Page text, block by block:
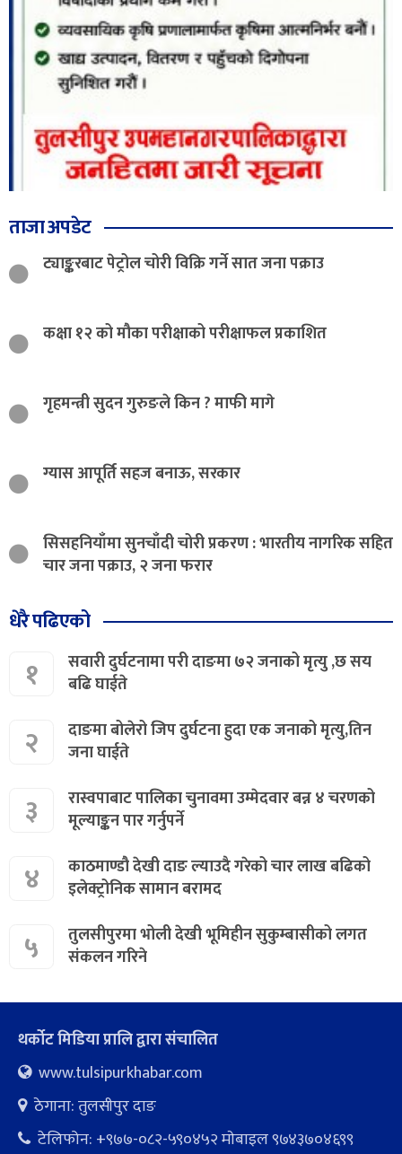
ताजा अपडेट
ट्याङ्करबाट पेट्रोल चोरी विक्रि गर्ने सात जना पक्राउ
कक्षा १२ को मौका परीक्षाको परीक्षाफल प्रकाशित
गृहमन्त्री सुदन गुरुङले किन ? माफी मागे
ग्यास आपूर्ति सहज बनाऊ, सरकार
सिसहनियाँमा सुनचाँदी चोरी प्रकरण : भारतीय नागरिक सहित
चार जना पक्राउ, २ जना फरार
धेरै पढिएको
१
सवारी दुर्घटनामा परी दाङमा ७२ जनाको मृत्यु ,छ सय
बढि घाईते
२
दाङमा बोलेरो जिप दुर्घटना हुदा एक जनाको मृत्यु,तिन
जना घाईते
३
रास्वपाबाट पालिका चुनावमा उम्मेदवार बन्न ४ चरणको
मूल्याङ्कन पार गर्नुपर्ने
४
काठमाण्डौ देखी दाङ ल्याउदै गरेको चार लाख बढिको
इलेक्ट्रोनिक सामान बरामद
५
तुलसीपुरमा भोली देखी भूमिहीन सुकुम्बासीको लगत
संकलन गरिने
थर्कोट मिडिया प्रालि द्वारा संचालित
www.tulsipurkhabar.com
ठेगाना: तुलसीपुर दाङ
टेलिफोन: +९७७-०८२-५९०४५२ माेबाइल ९७४३७०४६९९